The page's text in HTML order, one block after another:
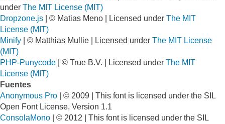
under The MIT License (MIT)
Dropzone.js | © Matias Meno | Licensed under The MIT
License (MIT)
Minify | © Matthias Mullie | Licensed under The MIT License
(MIT)
PHP-Punycode | © True B.V. | Licensed under The MIT
License (MIT)
Fuentes
Anonymous Pro | © 2009 | This font is licensed under the SIL
Open Font License, Version 1.1
ConsolaMono | © 2012 | This font is licensed under the SIL